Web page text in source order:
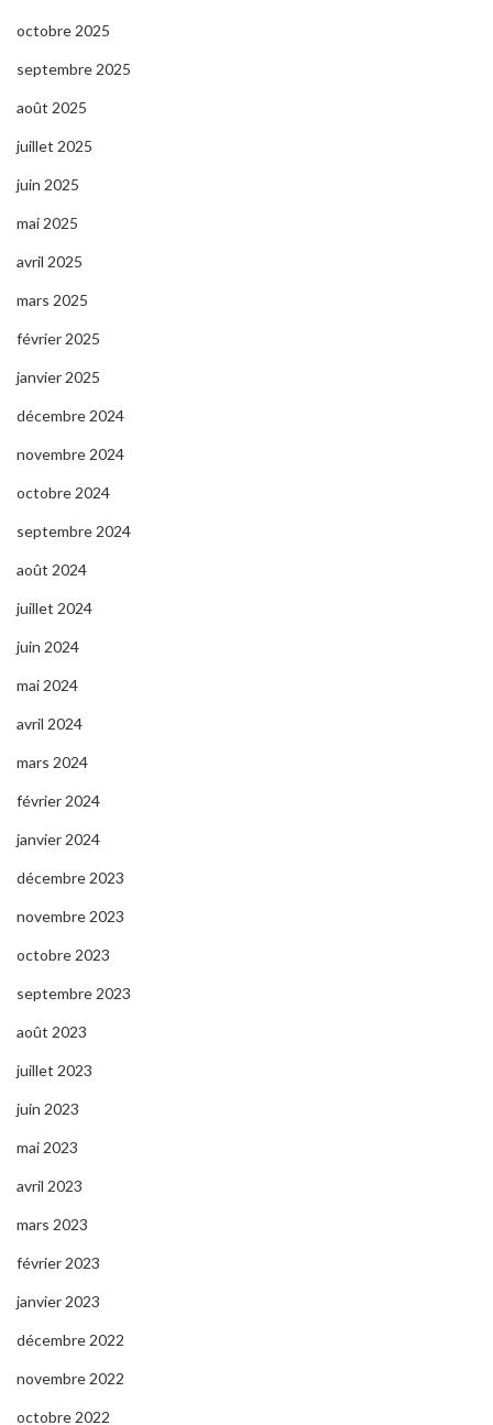
octobre 2025
septembre 2025
août 2025
juillet 2025
juin 2025
mai 2025
avril 2025
mars 2025
février 2025
janvier 2025
décembre 2024
novembre 2024
octobre 2024
septembre 2024
août 2024
juillet 2024
juin 2024
mai 2024
avril 2024
mars 2024
février 2024
janvier 2024
décembre 2023
novembre 2023
octobre 2023
septembre 2023
août 2023
juillet 2023
juin 2023
mai 2023
avril 2023
mars 2023
février 2023
janvier 2023
décembre 2022
novembre 2022
octobre 2022